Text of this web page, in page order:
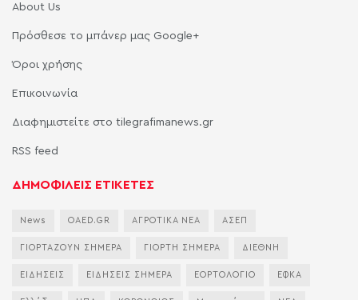
About Us
Πρόσθεσε το μπάνερ μας Google+
Όροι χρήσης
Επικοινωνία
Διαφημιστείτε στο tilegrafimanews.gr
RSS feed
ΔΗΜΟΦΙΛΕΙΣ ΕΤΙΚΕΤΕΣ
News OAED.GR ΑΓΡΟΤΙΚΑ ΝΕΑ ΑΣΕΠ
ΓΙΟΡΤΑΖΟΥΝ ΣΗΜΕΡΑ ΓΙΟΡΤΗ ΣΗΜΕΡΑ ΔΙΕΘΝΗ
ΕΙΔΗΣΕΙΣ ΕΙΔΗΣΕΙΣ ΣΗΜΕΡΑ ΕΟΡΤΟΛΟΓΙΟ ΕΦΚΑ